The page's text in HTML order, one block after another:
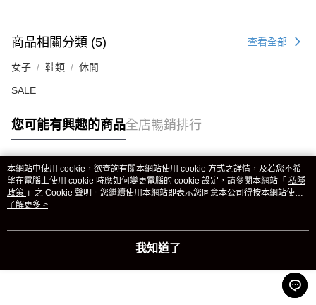
商品相關分類 (5) 查看全部
女子 鞋類 休閒
SALE
您可能有興趣的商品全店暢銷排行
熱門標籤
熱銷排行
本網站中使用 cookie，欲查詢有關本網站使用 cookie 方式之詳情，及若您不希
望在電腦上使用 cookie 時應如何變更電腦的 cookie 設定，請參閱本網站「 私隱
政策 」之 Cookie 聲明。您繼續使用本網站即表示您同意本公司得按本網站使用
條款之 Cookie 聲明使用 cookie。
了解更多 >
我知道了